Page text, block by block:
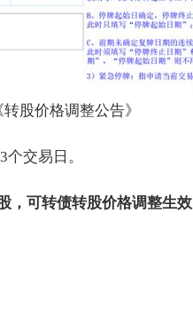
股价格调整公告》
交易日。
，可转债转股价格调整生效